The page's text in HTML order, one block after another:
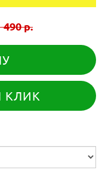
490 р.
КЛИК